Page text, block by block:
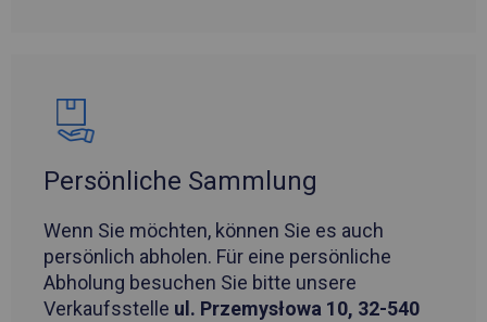
Persönliche Sammlung
Wenn Sie möchten, können Sie es auch
persönlich abholen. Für eine persönliche
Abholung besuchen Sie bitte unsere
Verkaufsstelle ul. Przemysłowa 10, 32-540